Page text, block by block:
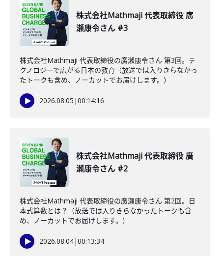
株式会社Mathmaji 代表取締役 廣
瀬康令さん #3
株式会社Mathmaji 代表取締役の廣瀬康令さん 第3回。テ
クノロジーで広がる日本の教育（放送では入りきらなかっ
たトークも含め、ノーカットでお届けします。）
2026.08.05 |00:14:16
株式会社Mathmaji 代表取締役 廣
瀬康令さん #2
株式会社Mathmaji 代表取締役の廣瀬康令さん 第2回。日
本式算数とは？（放送では入りきらなかったトークも含
め、ノーカットでお届けします。）
2026.08.04|00:13:34